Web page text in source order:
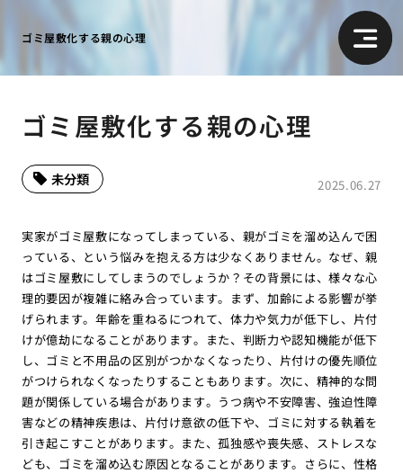
ゴミ屋敷化する親の心理
ゴミ屋敷化する親の心理
2025.06.27
未分類
実家がゴミ屋敷になってしまっている、親がゴミを溜め込んで困
っている、という悩みを抱える方は少なくありません。なぜ、親
はゴミ屋敷にしてしまうのでしょうか？その背景には、様々な心
理的要因が複雑に絡み合っています。まず、加齢による影響が挙
げられます。年齢を重ねるにつれて、体力や気力が低下し、片付
けが億劫になることがあります。また、判断力や認知機能が低下
し、ゴミと不用品の区別がつかなくなったり、片付けの優先順位
がつけられなくなったりすることもあります。次に、精神的な問
題が関係している場合があります。うつ病や不安障害、強迫性障
害などの精神疾患は、片付け意欲の低下や、ゴミに対する執着を
引き起こすことがあります。また、孤独感や喪失感、ストレスな
ども、ゴミを溜め込む原因となることがあります。さらに、性格